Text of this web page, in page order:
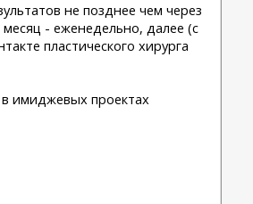
не позднее чем через
- еженедельно, далее (с
пластического хирурга
имиджевых проектах